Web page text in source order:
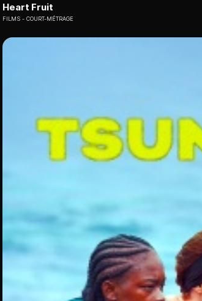
Heart Fruit
FILMS COURT-MÉTRAGE